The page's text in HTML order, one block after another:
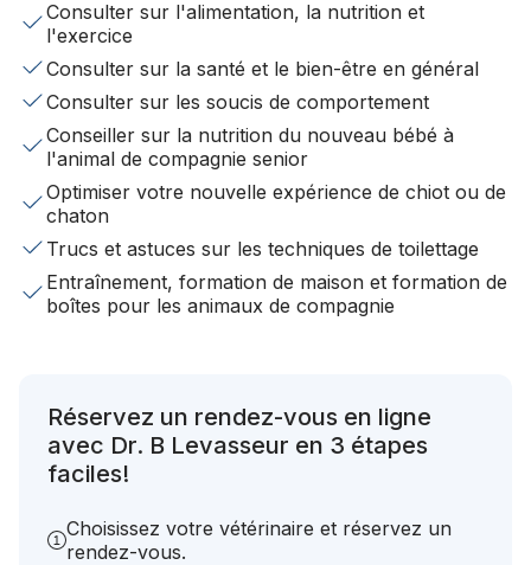
Consulter sur l'alimentation, la nutrition et
l'exercice
Consulter sur la santé et le bien-être en général
Consulter sur les soucis de comportement
Conseiller sur la nutrition du nouveau bébé à
l'animal de compagnie senior
Optimiser votre nouvelle expérience de chiot ou de
chaton
Trucs et astuces sur les techniques de toilettage
Entraînement, formation de maison et formation de
boîtes pour les animaux de compagnie
Réservez un rendez-vous en ligne
avec Dr. B Levasseur en 3 étapes
faciles!
Choisissez votre vétérinaire et réservez un
rendez-vous.